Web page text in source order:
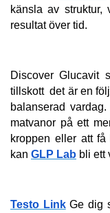
känsla av
resultat över tid.
Discover Glucavit
tillskott  det är en
balanserad
matvanor på ett
kroppen eller att
kan GLP Lab bli ett
Testo Link Ge dig